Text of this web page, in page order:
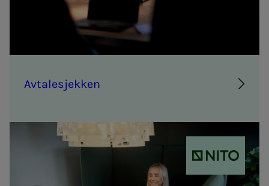
Av­ta­­­le­­­sjek­­­ken
NITO